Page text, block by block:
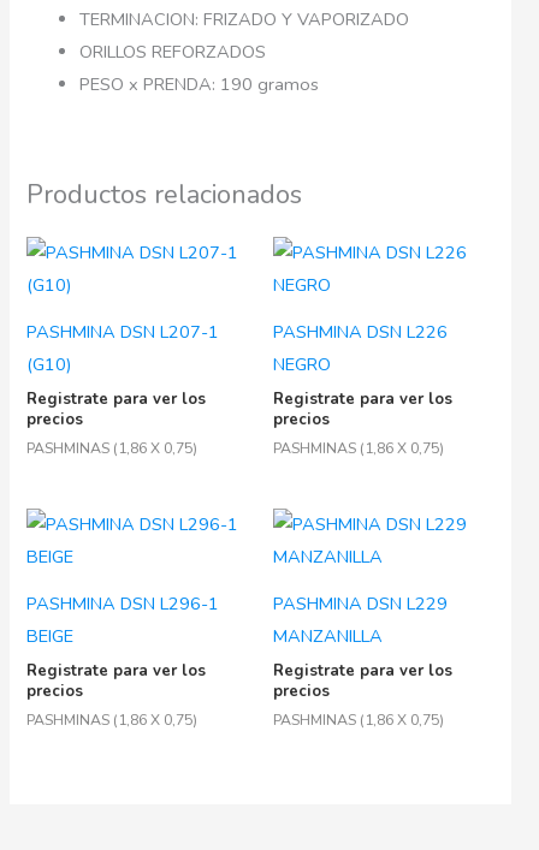
TERMINACION: FRIZADO Y VAPORIZADO
ORILLOS REFORZADOS
PESO x PRENDA: 190 gramos
Productos relacionados
PASHMINA DSN L207-1
(G10)
Registrate para ver los
precios
PASHMINAS (1,86 X 0,75)
PASHMINA DSN L226
NEGRO
Registrate para ver los
precios
PASHMINAS (1,86 X 0,75)
PASHMINA DSN L296-1
BEIGE
Registrate para ver los
precios
PASHMINAS (1,86 X 0,75)
PASHMINA DSN L229
MANZANILLA
Registrate para ver los
precios
PASHMINAS (1,86 X 0,75)